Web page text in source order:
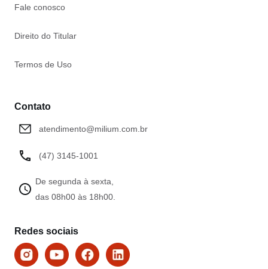
Fale conosco
Direito do Titular
Termos de Uso
Contato
atendimento@milium.com.br
(47) 3145-1001
De segunda à sexta,
das 08h00 às 18h00.
Redes sociais